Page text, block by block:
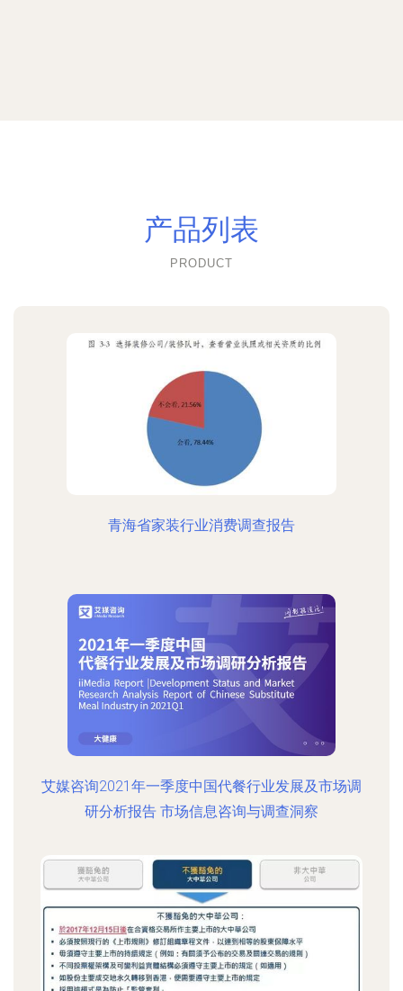
产品列表
PRODUCT
青海省家装行业消费调查报告
艾媒咨询2021年一季度中国代餐行业发展及市场调
研分析报告 市场信息咨询与调查洞察